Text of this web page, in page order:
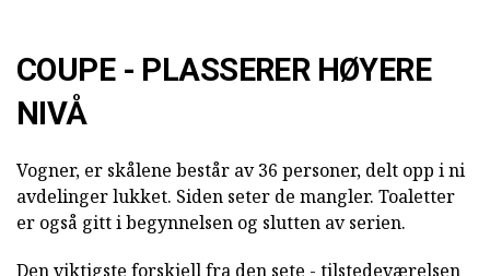
COUPE - PLASSERER HØYERE
NIVÅ
Vogner, er skålene består av 36 personer, delt opp i ni
avdelinger lukket. Siden seter de mangler. Toaletter
er også gitt i begynnelsen og slutten av serien.
Den viktigste forskjell fra den sete - tilstedeværelsen